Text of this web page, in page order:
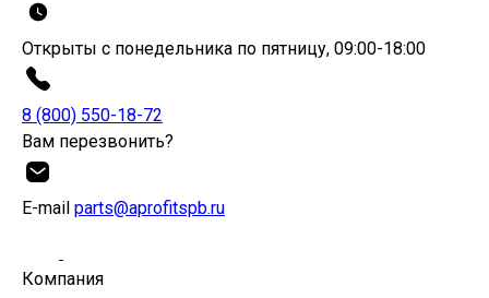
Открыты с понедельника по пятницу, 09:00-18:00
8 (800) 550-18-72
Вам перезвонить?
Е-mail parts@aprofitspb.ru
Компания